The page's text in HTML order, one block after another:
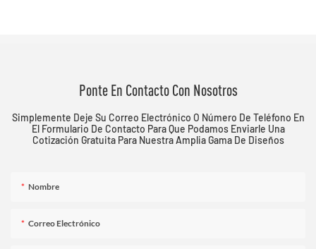
Ponte En Contacto Con Nosotros
Simplemente Deje Su Correo Electrónico O Número De Teléfono En
El Formulario De Contacto Para Que Podamos Enviarle Una
Cotización Gratuita Para Nuestra Amplia Gama De Diseños
Nombre
Correo Electrónico